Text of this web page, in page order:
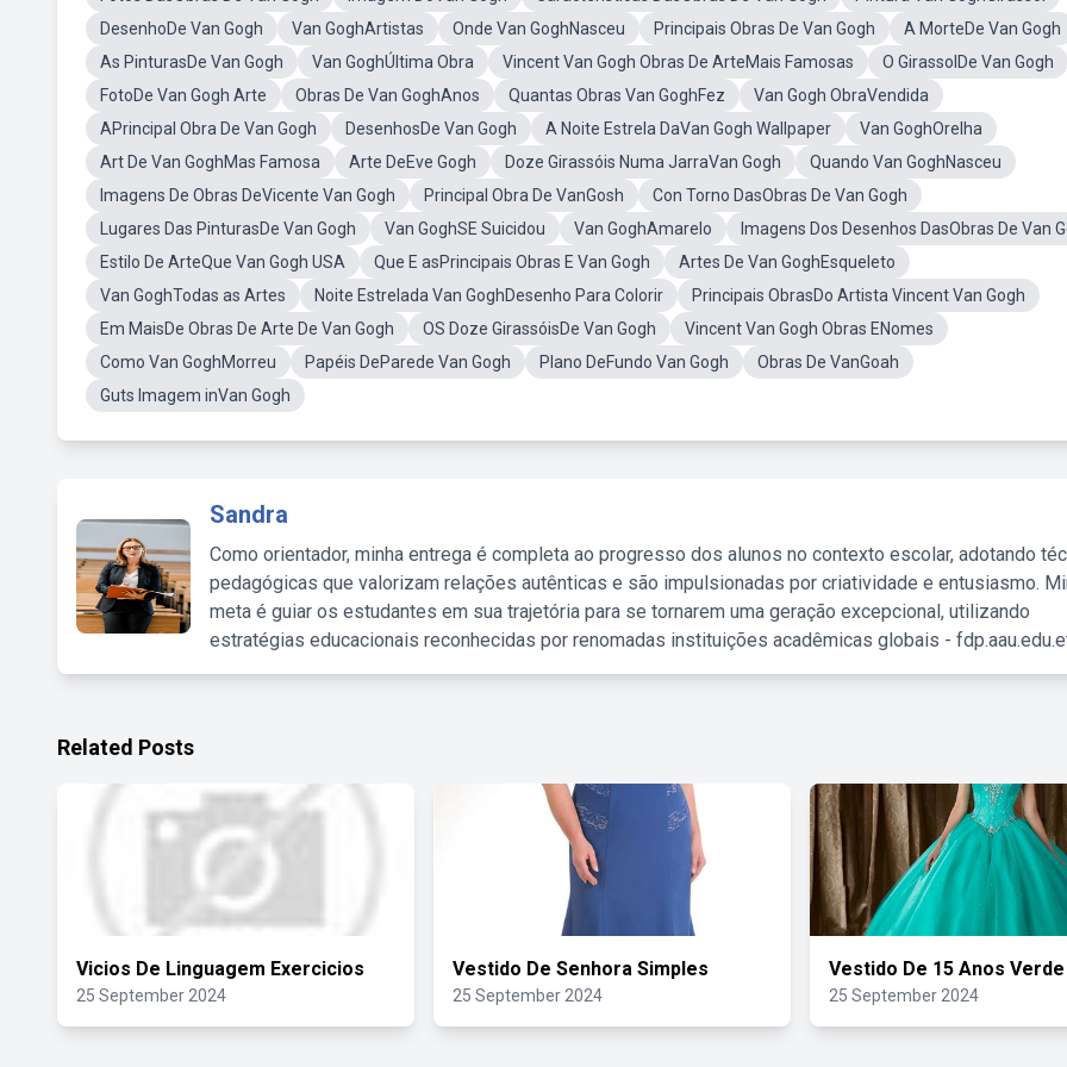
DesenhoDe Van Gogh
Van GoghArtistas Onde Van GoghNasceu Principais Obras De Van Gogh
A MorteDe Van Gogh
As PinturasDe Van Gogh
Van GoghÚltima Obra Vincent Van Gogh Obras De ArteMais Famosas
O GirassolDe Van Gogh
FotoDe Van Gogh Arte
Obras De Van GoghAnos Quantas Obras Van GoghFez
Van Gogh ObraVendida
APrincipal Obra De Van Gogh
DesenhosDe Van Gogh A Noite Estrela DaVan Gogh Wallpaper
Van GoghOrelha
Art De Van GoghMas Famosa
Arte DeEve Gogh Doze Girassóis Numa JarraVan Gogh
Quando Van GoghNasceu
Imagens De Obras DeVicente Van Gogh
Principal Obra De VanGosh
Con Torno DasObras De Van Gogh
Lugares Das PinturasDe Van Gogh
Van GoghSE Suicidou Van GoghAmarelo
Imagens Dos Desenhos DasObras De Van
Estilo De ArteQue Van Gogh USA
Que E asPrincipais Obras E Van Gogh
Artes De Van GoghEsqueleto
Van GoghTodas as Artes
Noite Estrelada Van GoghDesenho Para Colorir
Principais ObrasDo Artista Vincent Van Gogh
Em MaisDe Obras De Arte De Van Gogh
OS Doze GirassóisDe Van Gogh
Vincent Van Gogh Obras ENomes
Como Van GoghMorreu
Papéis DeParede Van Gogh Plano DeFundo Van Gogh
Obras De VanGoah
Guts Imagem inVan Gogh
Sandra
Como orientador, minha entrega é completa ao progresso dos alunos no contexto escolar, adotando
pedagógicas que valorizam relações autênticas e são impulsionadas por criatividade e entusiasmo.
meta é guiar os estudantes em sua trajetória para se tornarem uma geração excepcional, utilizando
estratégias educacionais reconhecidas por renomadas instituições acadêmicas globais -
Related Posts
Vicios De Linguagem Exercicios
25 September 2024
Vestido De Senhora Simples
25 September 2024
Vestido De 15 Anos Verde
25 September 2024